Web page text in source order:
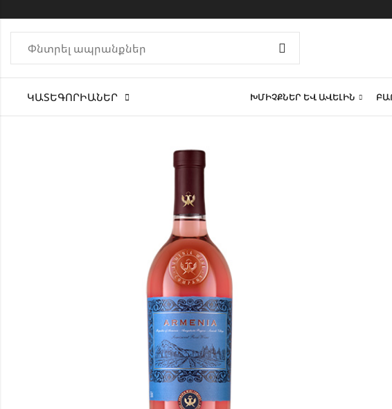
ԿԱՏԵԳՈՐԻԱՆԵՐ ԽՄԻՉՔՆԵՐ ԵՎ ԱՎԵԼԻՆ